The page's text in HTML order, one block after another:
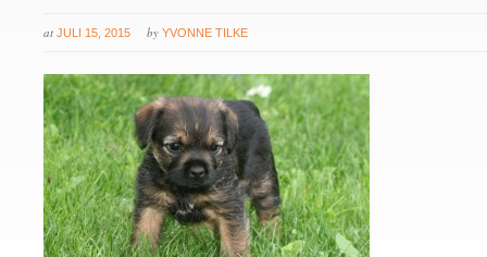
at JULI 15, 2015 by YVONNE TILKE